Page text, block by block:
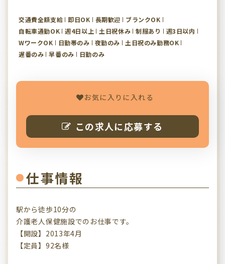
交通費全額支給 即日OK 長期歓迎
ブランクOK
自転車通勤OK
週4日以上 土日祝休み 制服あり
週3日以内
WワークOK
日勤帯のみ 夜勤のみ
土日祝のみ勤務OK
遅番のみ
早番のみ 日勤のみ
お気に入りに入れる
この求人に応募する
仕事情報
駅から徒歩10分の
介護老人保健施設でのお仕事です。
【開設】2013年4月
【定員】92名様